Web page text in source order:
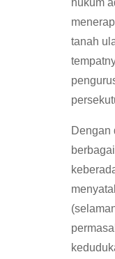
hukum
tanah
Dengan